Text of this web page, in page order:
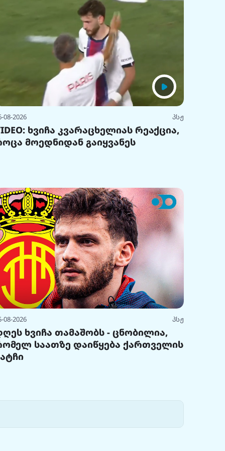
08-2026 პსჟ
ხვიჩა კვარაცხელიას რეაქცია,
მოედნიდან გაიყვანეს
08-2026 პსჟ
ხვიჩა თამაშობს - ცნობილია,
საათზე დაიწყება ქართველის